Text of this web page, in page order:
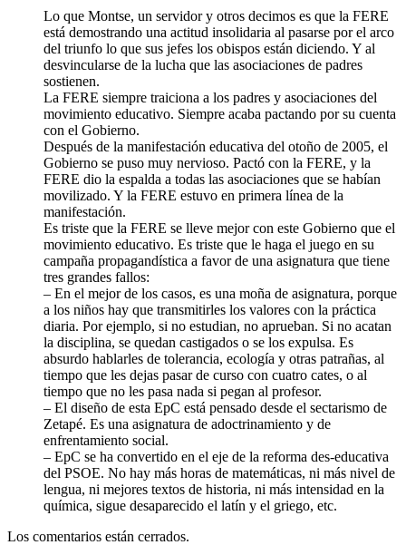
Lo que Montse, un servidor y otros decimos es que la FERE
está demostrando una actitud insolidaria al pasarse por el arco
del triunfo lo que sus jefes los obispos están diciendo. Y al
desvincularse de la lucha que las asociaciones de padres
sostienen.
La FERE siempre traiciona a los padres y asociaciones del
movimiento educativo. Siempre acaba pactando por su cuenta
con el Gobierno.
Después de la manifestación educativa del otoño de 2005, el
Gobierno se puso muy nervioso. Pactó con la FERE, y la
FERE dio la espalda a todas las asociaciones que se habían
movilizado. Y la FERE estuvo en primera línea de la
manifestación.
Es triste que la FERE se lleve mejor con este Gobierno que el
movimiento educativo. Es triste que le haga el juego en su
campaña propagandística a favor de una asignatura que tiene
tres grandes fallos:
– En el mejor de los casos, es una moña de asignatura, porque
a los niños hay que transmitirles los valores con la práctica
diaria. Por ejemplo, si no estudian, no aprueban. Si no acatan
la disciplina, se quedan castigados o se los expulsa. Es
absurdo hablarles de tolerancia, ecología y otras patrañas, al
tiempo que les dejas pasar de curso con cuatro cates, o al
tiempo que no les pasa nada si pegan al profesor.
– El diseño de esta EpC está pensado desde el sectarismo de
Zetapé. Es una asignatura de adoctrinamiento y de
enfrentamiento social.
– EpC se ha convertido en el eje de la reforma des-educativa
del PSOE. No hay más horas de matemáticas, ni más nivel de
lengua, ni mejores textos de historia, ni más intensidad en la
química, sigue desaparecido el latín y el griego, etc.
Los comentarios están cerrados.